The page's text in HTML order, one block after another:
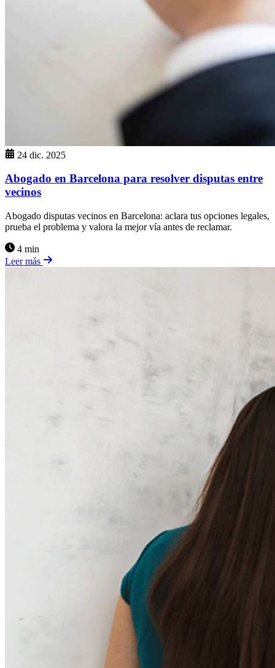
24 dic. 2025
Abogado en Barcelona para resolver disputas entre
vecinos
Abogado disputas vecinos en Barcelona: aclara tus opciones legales,
prueba el problema y valora la mejor vía antes de reclamar.
4 min
Leer más